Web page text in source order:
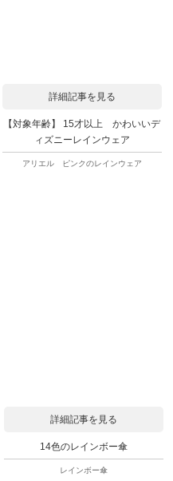
詳細記事を見る
【対象年齢】 15才以上 かわいいデ
ィズニーレインウェア
アリエル ピンクのレインウェア
詳細記事を見る
14色のレインボー傘
レインボー傘